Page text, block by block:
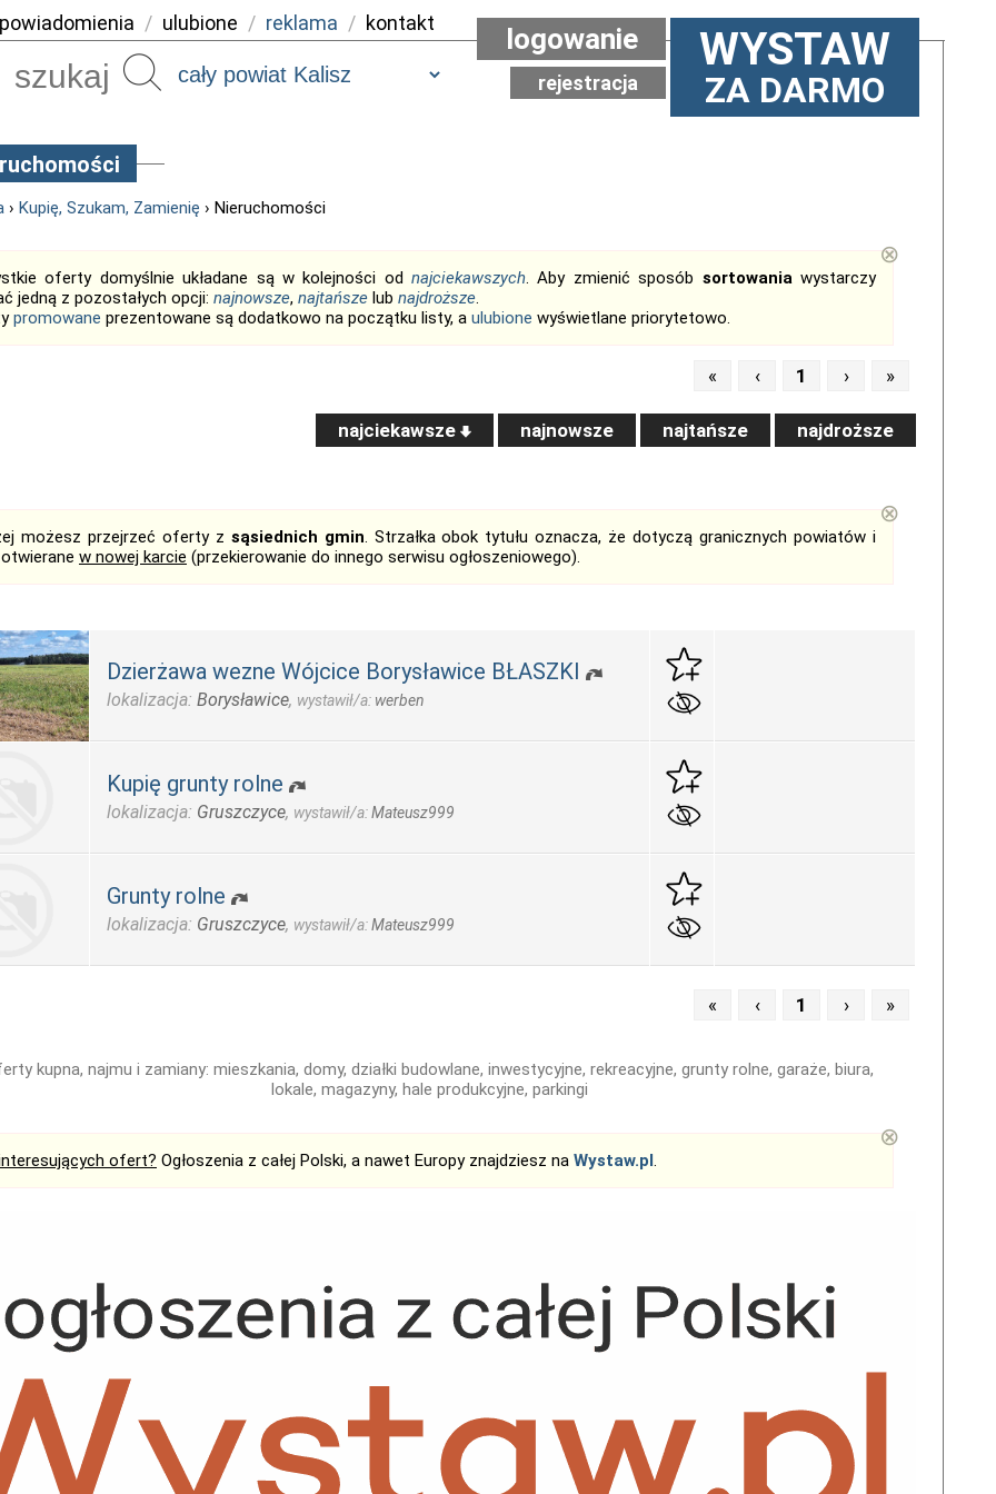
powiadomienia / ulubione / reklama / kontakt
Szukaj WYSTAW
ZA DARMO
logowanie
rejestracja
› Kupię, Szukam, Zamienię › Nieruchomości
oferty domyślnie układane są w kolejności odnajciekawszych. Aby zmienić sposób sortowaniawystarczy
jedną z pozostałych opcji: najnowsze, najtańsze lub najdroższe.
promowane prezentowane są dodatkowo na początku listy, a ulubione wyświetlane priorytetowo.
⊗
« ‹ 1 › »
najciekawsze najnowsze najtańsze najdroższe
możesz przejrzeć oferty z sąsiednich gmin. Strzałka obok tytułu oznacza, że dotyczą granicznych powiatów i
w nowej karcie (przekierowanie do innego serwisu ogłoszeniowego).
⊗
Dzierżawa wezne Wójcice Borysławice BŁASZKI
lokalizacja: Borysławice, wystawił/a: werben
Kupię grunty rolne
lokalizacja: Gruszczyce, wystawił/a:Mateusz999
Grunty rolne
lokalizacja: Gruszczyce, wystawił/a:Mateusz999
« ‹ 1 › »
kupna, najmu i zamiany: mieszkania, domy, działki budowlane, inwestycyjne, rekreacyjne, grunty rolne, garaże, biura,
lokale, magazyny, hale produkcyjne, parkingi
ofert? Ogłoszenia z całej Polski, a nawet Europy znajdziesz na Wystaw.pl.
⊗